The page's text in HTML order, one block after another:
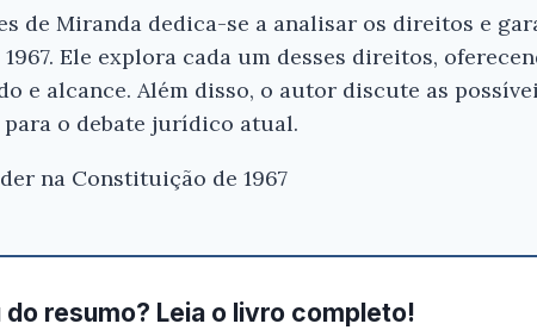
de Miranda dedica-se a analisar os direitos e
Ele explora cada um desses direitos,
e alcance. Além disso, o autor discute as
o debate jurídico atual.
na Constituição de 1967
do resumo? Leia o livro completo!
Ei, Leitor!
Gostou do resumo? Nós criamos resumos
que você tenha certeza de que o livro é bom
Volumes - Pontes de Miranda